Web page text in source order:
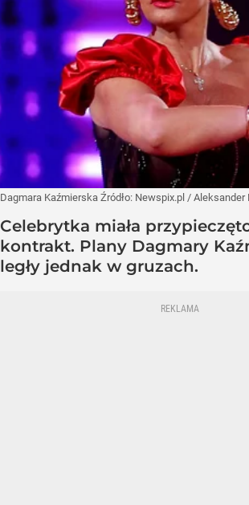
Dagmara Kaźmierska Źródło: Newspix.pl / Aleksander
Celebrytka miała
kontrakt. Plany Dagmary
legły jednak w gruzach.